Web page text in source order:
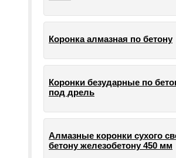
Коронка алмазная по бетону
Коронки безударные по
под дрель
Алмазные коронки сухого
бетону железобетону 450 мм